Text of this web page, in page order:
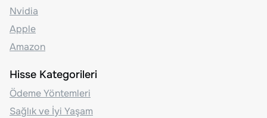
Nvidia
Apple
Amazon
Hisse Kategorileri
Ödeme Yöntemleri
Sağlık ve İyi Yaşam